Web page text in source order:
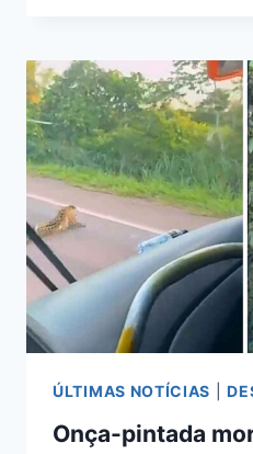
SER
ATINGIDO
POR
EM
CORUMBÁ
ÚLTIMAS NOTÍCIAS |
Onça-pintada